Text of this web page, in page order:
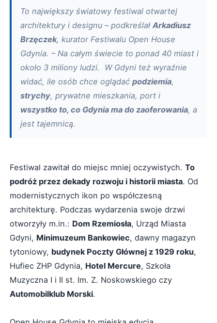
To największy światowy festiwal otwartej
architektury i designu – podkreślał Arkadiusz
Brzęczek, kurator Festiwalu Open House
Gdynia. – Na całym świecie to ponad 40 miast i
około 3 miliony ludzi. W Gdyni też wyraźnie
widać, ile osób chce oglądać podziemia,
strychy, prywatne mieszkania, port i
wszystko to, co Gdynia ma do zaoferowania, a
jest tajemnicą.
Festiwal zawitał do miejsc mniej oczywistych. To
podróż przez dekady rozwoju i historii miasta. Od
modernistycznych ikon po współczesną
architekturę. Podczas wydarzenia swoje drzwi
otworzyły m.in.: Dom Rzemiosła, Urząd Miasta
Gdyni, Minimuzeum Bankowiec, dawny magazyn
tytoniowy, budynek Poczty Głównej z 1929 roku,
Hufiec ZHP Gdynia, Hotel Mercure, Szkoła
Muzyczna I i II st. Im. Z. Noskowskiego czy
Automobilklub Morski.